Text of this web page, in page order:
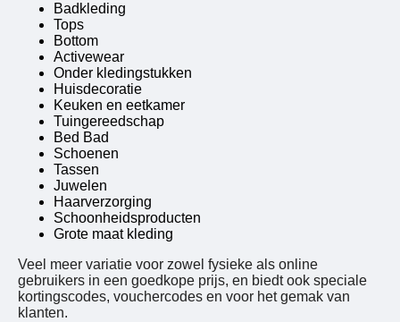
Badkleding
Tops
Bottom
Activewear
Onder kledingstukken
Huisdecoratie
Keuken en eetkamer
Tuingereedschap
Bed Bad
Schoenen
Tassen
Juwelen
Haarverzorging
Schoonheidsproducten
Grote maat kleding
Veel meer variatie voor zowel fysieke als online
gebruikers in een goedkope prijs, en biedt ook speciale
kortingscodes, vouchercodes en voor het gemak van
klanten.